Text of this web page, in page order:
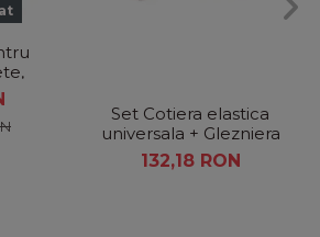
Set Cotiera elastica
universala + Glezniera
de protectie
universala
132,18 RON